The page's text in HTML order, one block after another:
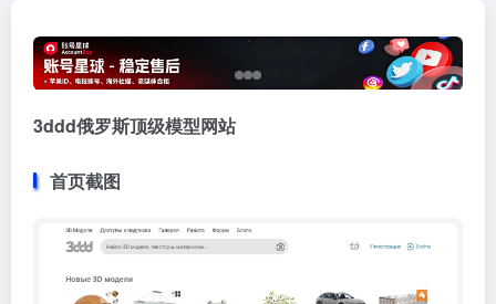
3ddd俄罗斯顶级模型网站
首页截图